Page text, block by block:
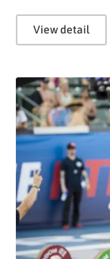
View detail